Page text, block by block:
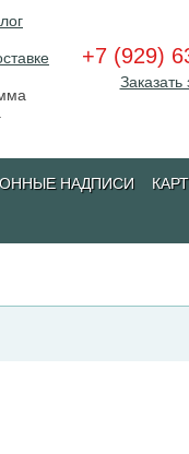
+7 (929)
Заказать
НАДПИСИ